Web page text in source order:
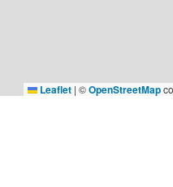
Leaflet | ©OpenStreetMap